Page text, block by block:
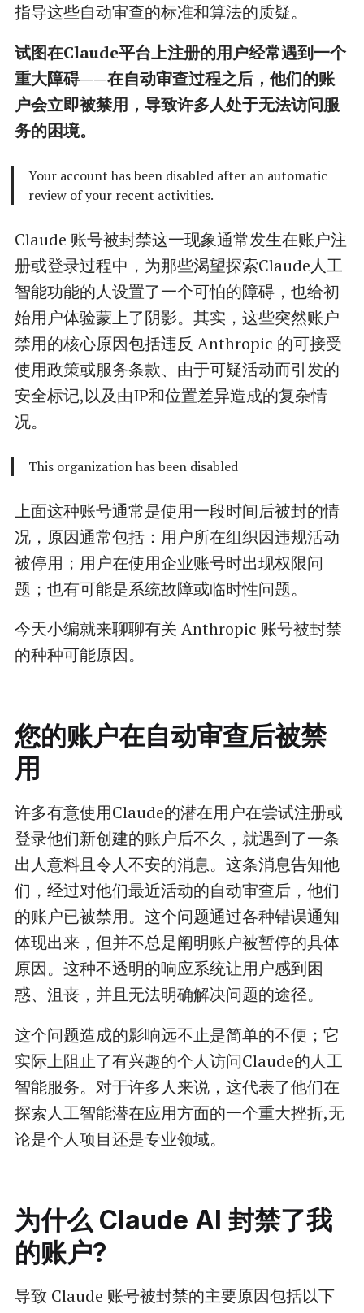
指导这些自动审查的标准和算法的质疑。
试图在Claude平台上注册的用户经常遇到一个
重大障碍——在自动审查过程之后，他们的账
户会立即被禁用，导致许多人处于无法访问服
务的困境。
Your account has been disabled after an automatic
review of your recent activities.
Claude 账号被封禁这一现象通常发生在账户注
册或登录过程中，为那些渴望探索Claude人工
智能功能的人设置了一个可怕的障碍，也给初
始用户体验蒙上了阴影。其实，这些突然账户
禁用的核心原因包括违反 Anthropic 的可接受
使用政策或服务条款、由于可疑活动而引发的
安全标记,以及由IP和位置差异造成的复杂情
况。
This organization has been disabled
上面这种账号通常是使用一段时间后被封的情
况，原因通常包括：用户所在组织因违规活动
被停用；用户在使用企业账号时出现权限问
题；也有可能是系统故障或临时性问题。
今天小编就来聊聊有关 Anthropic 账号被封禁
的种种可能原因。
您的账户在自动审查后被禁
用
许多有意使用Claude的潜在用户在尝试注册或
登录他们新创建的账户后不久，就遇到了一条
出人意料且令人不安的消息。这条消息告知他
们，经过对他们最近活动的自动审查后，他们
的账户已被禁用。这个问题通过各种错误通知
体现出来，但并不总是阐明账户被暂停的具体
原因。这种不透明的响应系统让用户感到困
惑、沮丧，并且无法明确解决问题的途径。
这个问题造成的影响远不止是简单的不便；它
实际上阻止了有兴趣的个人访问Claude的人工
智能服务。对于许多人来说，这代表了他们在
探索人工智能潜在应用方面的一个重大挫折,无
论是个人项目还是专业领域。
为什么 Claude AI 封禁了我
的账户?
导致 Claude 账号被封禁的主要原因包括以下